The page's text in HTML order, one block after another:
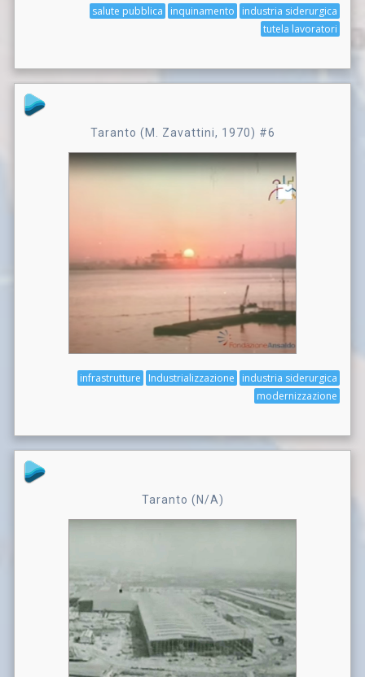
industria siderurgica
inquinamento
salute pubblica
tutela lavoratori
Taranto (M. Zavattini, 1970) #6
industria siderurgica
Industrializzazione
infrastrutture
modernizzazione
Taranto (N/A)